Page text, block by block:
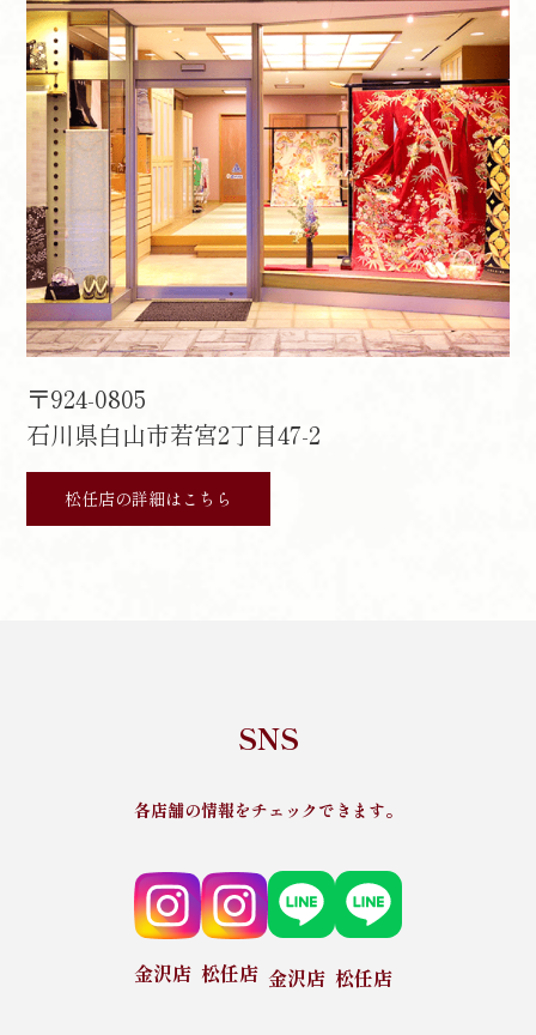
〒924-0805
石川県白山市若宮2丁目47-2
松任店の詳細はこちら
SNS
各店舗の情報をチェックできます。
金沢店 松任店 金沢店 松任店